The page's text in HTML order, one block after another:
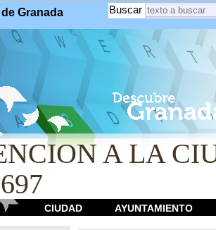
Granada Buscar
A LA
CIUDAD AYUNTAMIENTO